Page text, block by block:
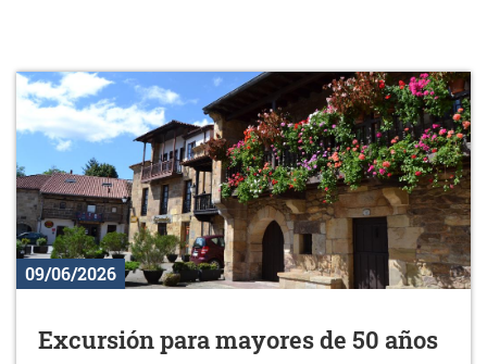
09/06/2026
Excursión para mayores de 50 años